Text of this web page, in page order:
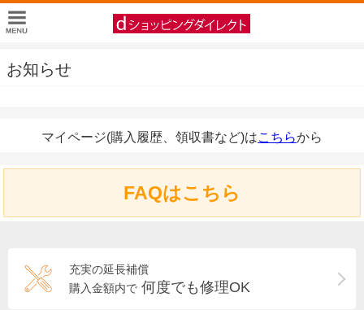
お知らせ
マイページ(購入履歴、領収書など)はこちらから
FAQはこちら
充実の延長補償
購入金額内で 何度でも修理OK